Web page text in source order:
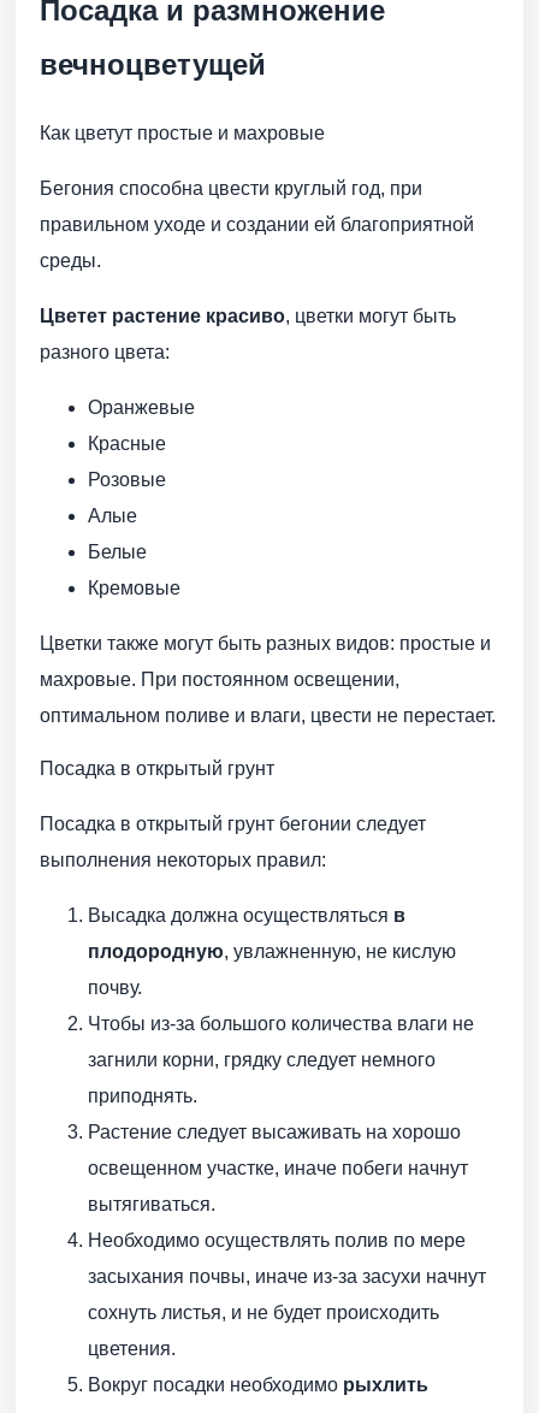
Посадка и размножение
вечноцветущей
Как цветут простые и махровые
Бегония способна цвести круглый год, при
правильном уходе и создании ей благоприятной
среды.
Цветет растение красиво, цветки могут быть
разного цвета:
Оранжевые
Красные
Розовые
Алые
Белые
Кремовые
Цветки также могут быть разных видов: простые и
махровые. При постоянном освещении,
оптимальном поливе и влаги, цвести не перестает.
Посадка в открытый грунт
Посадка в открытый грунт бегонии следует
выполнения некоторых правил:
Высадка должна осуществляться в
плодородную, увлажненную, не кислую
почву.
Чтобы из-за большого количества влаги не
загнили корни, грядку следует немного
приподнять.
Растение следует высаживать на хорошо
освещенном участке, иначе побеги начнут
вытягиваться.
Необходимо осуществлять полив по мере
засыхания почвы, иначе из-за засухи начнут
сохнуть листья, и не будет происходить
цветения.
Вокруг посадки необходимо рыхлить